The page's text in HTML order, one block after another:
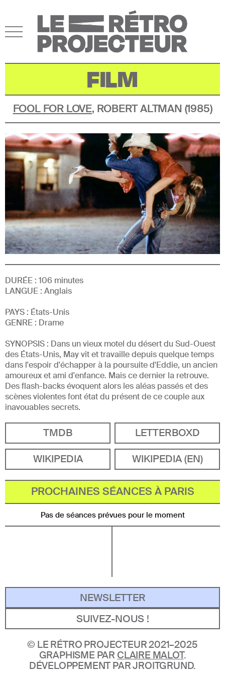
FILM
FOOL FOR LOVE, ROBERT ALTMAN (1985)
DURÉE : 106 minutes
LANGUE : Anglais
PAYS : États-Unis
GENRE : Drame
SYNOPSIS : Dans un vieux motel du désert du Sud-Ouest
des États-Unis, May vit et travaille depuis quelque temps
dans l'espoir d'échapper à la poursuite d'Eddie, un ancien
amoureux et ami d'enfance. Mais ce dernier la retrouve.
Des flash-backs évoquent alors les aléas passés et des
scènes violentes font état du présent de ce couple aux
inavouables secrets.
TMDB
LETTERBOXD
WIKIPEDIA
WIKIPEDIA (EN)
PROCHAINES SÉANCES À PARIS
Pas de séances prévues pour le moment
NEWSLETTER
SUIVEZ-NOUS !
© LE RÉTRO PROJECTEUR 2021–2025
GRAPHISME PAR CLAIRE MALOT.
DÉVELOPPEMENT PAR JROITGRUND.